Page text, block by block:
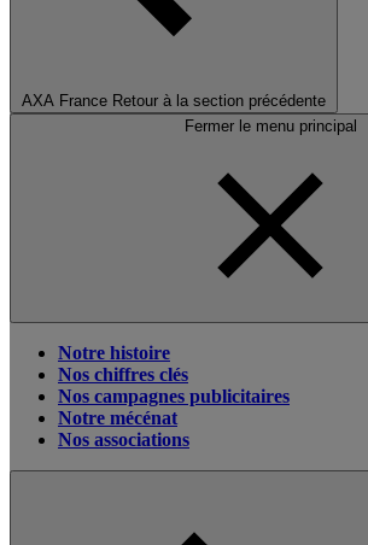
AXA France Retour à la section précédente
Fermer le menu principal
Notre histoire
Nos chiffres clés
Nos campagnes publicitaires
Notre mécénat
Nos associations